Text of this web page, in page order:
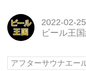
2022-02-25
ビール王
アフターサウナエー